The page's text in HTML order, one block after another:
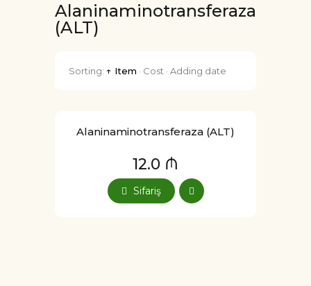
Alaninaminotransferaza
(ALT)
Sorting: ↑ Item · Cost · Adding date
Alaninaminotransferaza (ALT)
12.0 ₼
Sifariş